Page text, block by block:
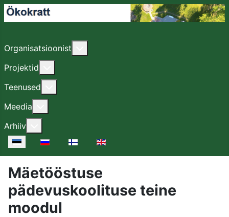
Organisatsioonist
Projektid
Teenused
Meedia
Arhiiv
Vali keel
Mäetööstuse
pädevuskoolituse teine
moodul